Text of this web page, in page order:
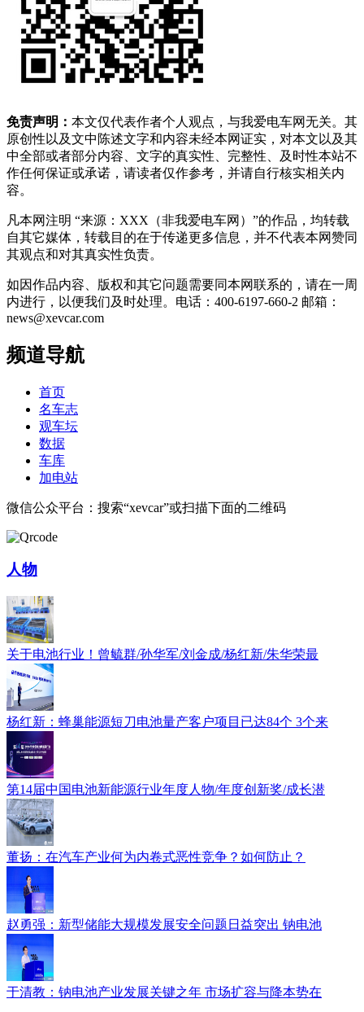
免责声明： 本文仅代表作者个人观点，与我爱电车网无关。其
原创性以及文中陈述文字和内容未经本网证实，对本文以及其
中全部或者部分内容、文字的真实性、完整性、及时性本站不
作任何保证或承诺，请读者仅作参考，并请自行核实相关内
容。
凡本网注明 “来源：XXX（非我爱电车网）”的作品，均转载
自其它媒体，转载目的在于传递更多信息，并不代表本网赞同
其观点和对其真实性负责。
如因作品内容、版权和其它问题需要同本网联系的，请在一周
内进行，以便我们及时处理。电话：400-6197-660-2 邮箱：
news@xevcar.com
频道导航
首页
名车志
观车坛
数据
车库
加电站
微信公众平台：搜索“xevcar”或扫描下面的二维码
人物
关于电池行业！曾毓群/孙华军/刘金成/杨红新/朱华荣最
杨红新：蜂巢能源短刀电池量产客户项目已达84个 3个来
第14届中国电池新能源行业年度人物/年度创新奖/成长潜
董扬：在汽车产业何为内卷式恶性竞争？如何防止？
赵勇强：新型储能大规模发展安全问题日益突出 钠电池
于清教：钠电池产业发展关键之年 市场扩容与降本势在